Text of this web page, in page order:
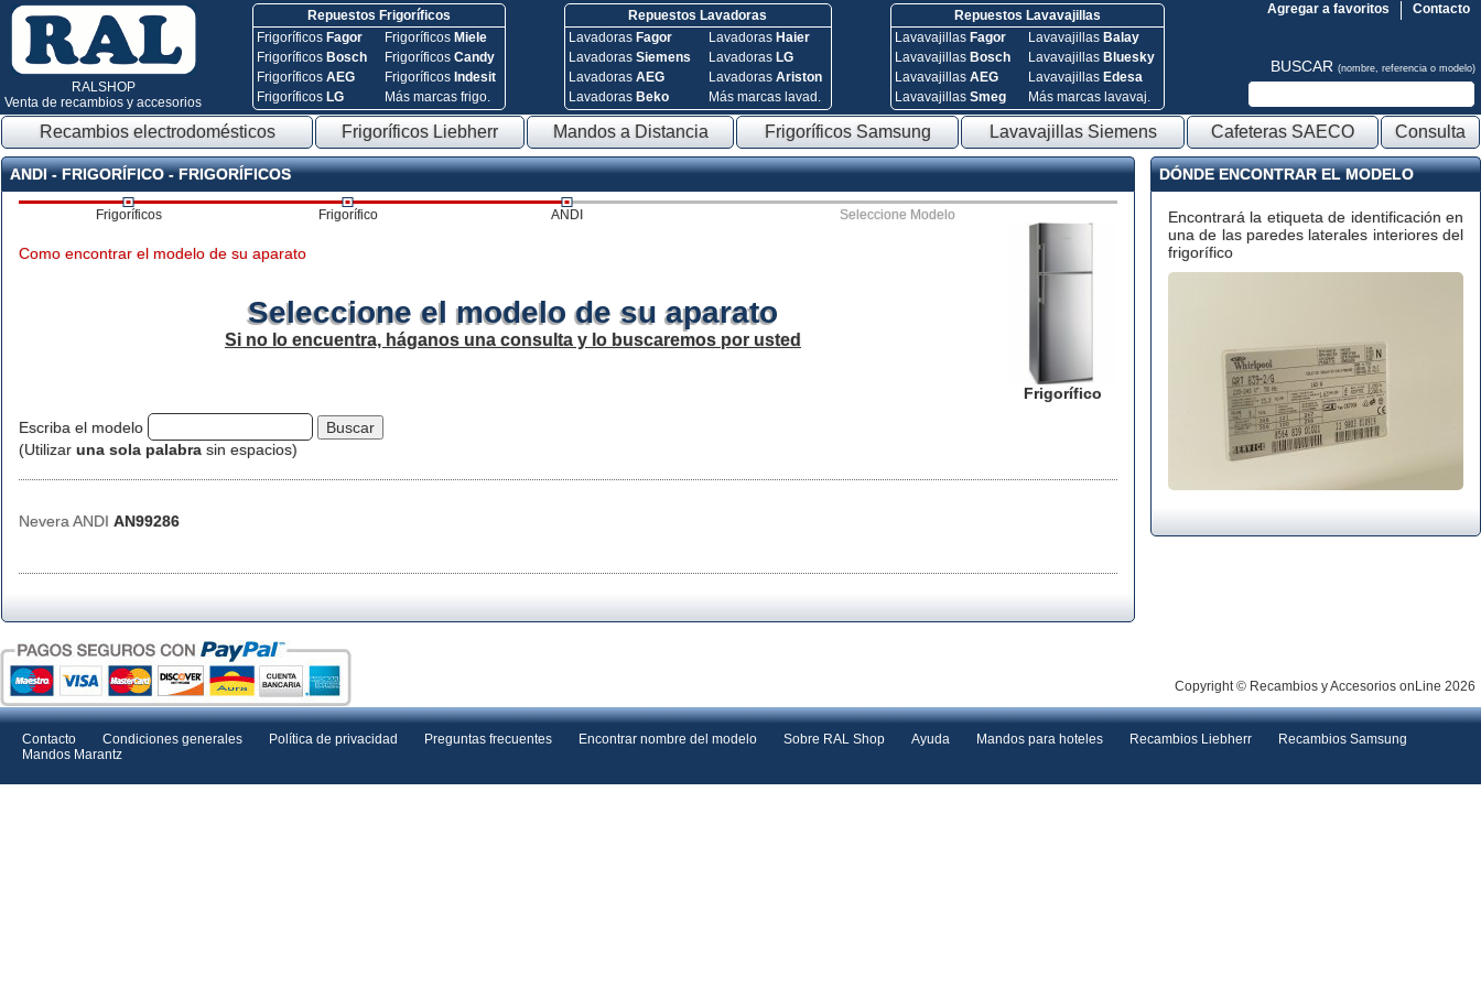
RALSHOP
Venta de recambios y accesorios
Repuestos Frigoríficos
Frigoríficos Fagor
Frigoríficos Bosch
FrigoríficosAEG
Frigoríficos LG
Frigoríficos Miele
FrigoríficosCandy
Frigoríficos Indesit
Más marcas frigo.
Repuestos Lavadoras
Lavadoras Fagor
Lavadoras Siemens
Lavadoras AEG
Lavadoras Beko
Lavadoras Haier
Lavadoras LG
Lavadoras Ariston
Más marcas lavad.
Repuestos Lavavajillas
Lavavajillas Fagor
Lavavajillas Bosch
Lavavajillas AEG
Lavavajillas Smeg
Lavavajillas Balay
Lavavajillas Bluesky
Lavavajillas Edesa
Más marcas lavavaj.
Contacto
Agregar a favoritos
BUSCAR (nombre, referencia o modelo)
Recambios electrodomésticos Frigoríficos Liebherr Mandos a Distancia Frigoríficos Samsung Lavavajillas Siemens Cafeteras SAECO Consulta
ANDI - FRIGORÍFICO - FRIGORÍFICOS
Frigoríficos Frigorífico ANDI Seleccione Modelo
Frigorífico
Como encontrar el modelo de su aparato
Seleccione el modelo de su aparato
Si no lo encuentra, háganos una consulta y lo buscaremos por usted
Escriba el modelo
(Utilizar una sola palabra sin espacios)
Nevera ANDI AN99286
DÓNDE ENCONTRAR EL MODELO
Encontrará la etiqueta de identificación en
una de las paredes laterales interiores del
frigorífico
Copyright © Recambios y Accesorios onLine 2026
Contacto Condiciones generales Política de privacidad Preguntas frecuentes Encontrar nombre del modelo Sobre RAL Shop Ayuda Mandos para hoteles Recambios Liebherr
Recambios Samsung
Mandos Marantz